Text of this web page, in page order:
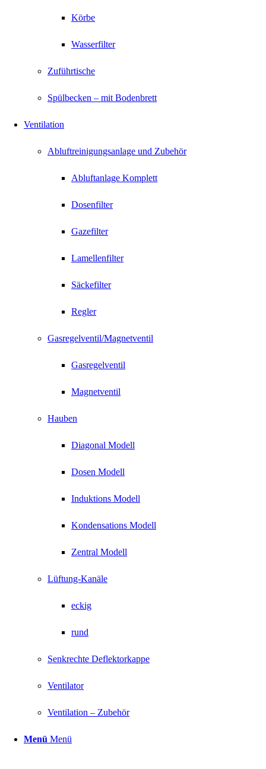
Körbe
Wasserfilter
Zuführtische
Spülbecken – mit Bodenbrett
Ventilation
Abluftreinigungsanlage und Zubehör
Abluftanlage Komplett
Dosenfilter
Gazefilter
Lamellenfilter
Säckefilter
Regler
Gasregelventil/Magnetventil
Gasregelventil
Magnetventil
Hauben
Diagonal Modell
Dosen Modell
Induktions Modell
Kondensations Modell
Zentral Modell
Lüftung-Kanäle
eckig
rund
Senkrechte Deflektorkappe
Ventilator
Ventilation – Zubehör
Menü Menü